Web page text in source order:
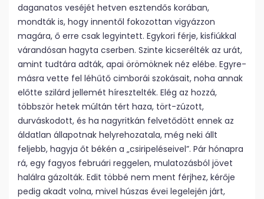
daganatos veséjét hetven esztendős korában,
mondták is, hogy innentől fokozottan vigyázzon
magára, ő erre csak le­gyin­tett. Egykori férje, kisfiúkkal
várandósan hagyta cserben. Szinte kicserélték az urát,
amint tudtára adták, apai örömöknek néz elébe. Egyre-
másra vette fel léhűtő cimborái szokásait, noha annak
előtte szilárd jellemét híresztelték. Elég az hozzá,
többször hetek múltán tért haza, tört-zúzott,
durváskodott, és ha nagyritkán felvetődött ennek az
áldatlan állapotnak helyrehozatala, még neki állt
feljebb, hagyja őt békén a „csiripeléseivel”. Pár hónapra
rá, egy fagyos februári reggelen, mulatozásból jövet
halálra gázolták. Edit többé nem ment férjhez, kérője
pedig akadt volna, mivel húszas évei legelején járt,